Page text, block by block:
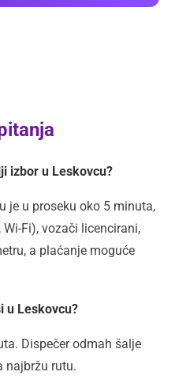
izbor u Leskovcu?
je u proseku oko 5 minuta,
Fi), vozači licencirani,
a plaćanje moguće
u Leskovcu?
Dispečer odmah šalje
najbržu rutu.